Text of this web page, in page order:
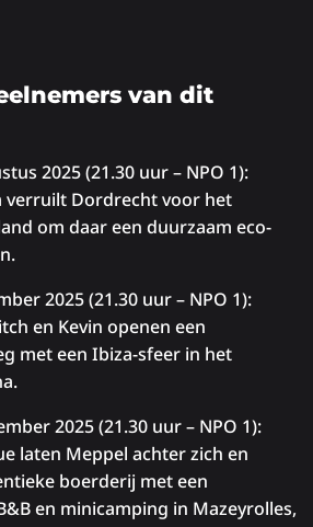
van dit
2025 (21.30 uur – NPO 1):
verruilt Dordrecht voor het
om daar een duurzaam eco-
2025 (21.30 uur – NPO 1):
en Kevin openen een
met een Ibiza-sfeer in het
2025 (21.30 uur – NPO 1):
laten Meppel achter zich en
boerderij met een
en minicamping in Mazeyrolles,